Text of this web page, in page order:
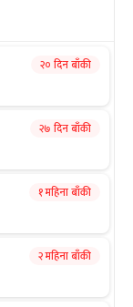
२० दिन बाँकी
२७ दिन बाँकी
१ महिना बाँकी
२ महिना बाँकी